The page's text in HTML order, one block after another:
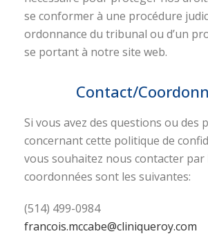
se conformer à une procédure
ordonnance du tribunal ou d’un
se portant à notre site web.
Contact/
Si vous avez des questions ou des
concernant cette politique de
vous souhaitez nous contacter par
coordonnées sont les suivantes:
(514) 499-0984
francois.mccabe@cliniqueroy.com